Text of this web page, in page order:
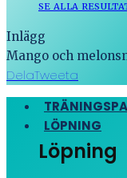
SE ALLA
Inlägg
Mango och
DelaTweeta
LÖPNING
Löpning